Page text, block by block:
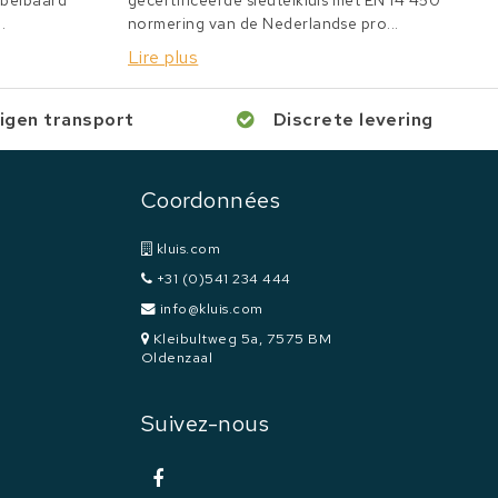
normering van de Nederlandse pro...
Lire plus
transport Discrete levering
Coordonnées
kluis.com
+31 (0)541 234 444
info@kluis.com
Kleibultweg 5a, 7575 BM
Oldenzaal
Suivez-nous